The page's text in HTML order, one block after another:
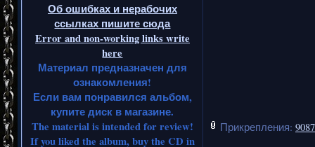
Об ошибках и нерабочих
ссылках пишите сюда
Error and non-working links write
here
Материал предназначен для
ознакомления!
Если вам понравился альбом,
купите диск в магазине.
The material is intended for review!
If you liked the album, buy the CD in
Прикрепления: